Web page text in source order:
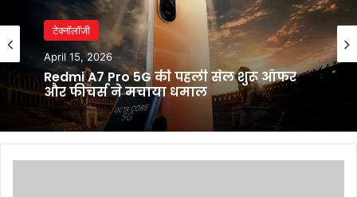
टेक्नॉलॉजी
April 15, 2026
Redmi A7 Pro 5G की पहली सेल शुरू ऑफर
और फीचर्स ने मचाया धमाल